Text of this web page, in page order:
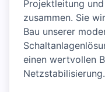
Projektleitung
zusammen. Sie
Bau unserer
einen wertvollen
Netzstabilisierung.